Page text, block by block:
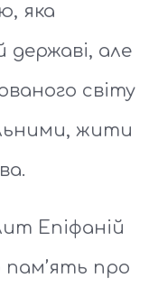
яка
державі, але
світу
жити
Епіфаній
пам’ять про